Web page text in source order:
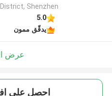
District, Shenzhen ,الصين
5.0
يدقّق ممون
عرض
احصل على